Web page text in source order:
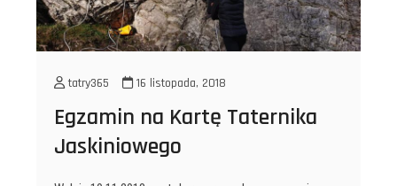
tatry365 16 listopada, 2018
Egzamin na Kartę Taternika
Jaskiniowego